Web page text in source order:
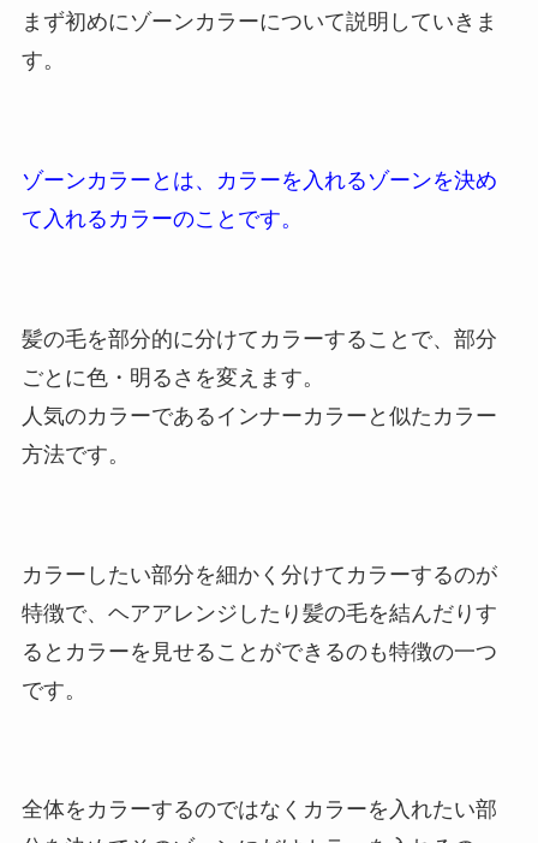
まず初めにゾーンカラーについて説明していきま
す。
ゾーンカラーとは、カラーを入れるゾーンを決め
て入れるカラーのことです。
髪の毛を部分的に分けてカラーすることで、部分
ごとに色・明るさを変えます。
人気のカラーであるインナーカラーと似たカラー
方法です。
カラーしたい部分を細かく分けてカラーするのが
特徴で、ヘアアレンジしたり髪の毛を結んだりす
るとカラーを見せることができるのも特徴の一つ
です。
全体をカラーするのではなくカラーを入れたい部